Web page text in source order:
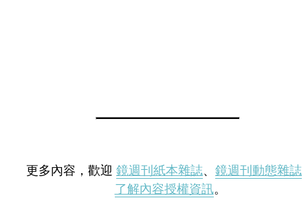
更多內容，歡迎 鏡週刊紙本雜誌、 鏡週刊動態雜誌
了解內容授權資訊。